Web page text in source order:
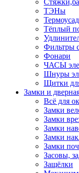
ТЭНы
Тёплый
Фильтры
Фонари
ЧАСЫ
Шнуры
Щитки
Замки и
Всё для
Замки
Замки
Замки
Замки
Замки
Засовы,
Защёлки